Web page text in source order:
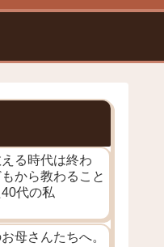
る時代は終わ
から教わること
代の私
母さんたちへ。